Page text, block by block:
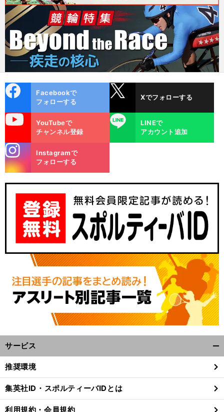
ok
Facebookで
フォローする
Xでフォローする
YouTubeで
チャンネル登録
LINE
LINEで
アカウント追加
m
Instagramで
フォローする
サービス
閉
る
推奨環境
集英社ID・スポルティーバIDとは
利用規約・会員規約